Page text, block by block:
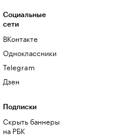
Социальные
сети
ВКонтакте
Одноклассники
Telegram
Дзен
Подписки
Скрыть баннеры
на РБК